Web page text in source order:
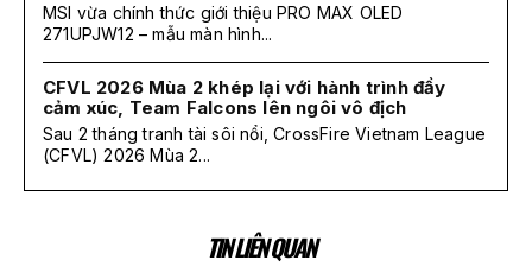
MSI vừa chính thức giới thiệu PRO MAX OLED
271UPJW12 – mẫu màn hình...
CFVL 2026 Mùa 2 khép lại với hành trình đầy
cảm xúc, Team Falcons lên ngôi vô địch
Sau 2 tháng tranh tài sôi nổi, CrossFire Vietnam League
(CFVL) 2026 Mùa 2...
TIN LIÊN QUAN